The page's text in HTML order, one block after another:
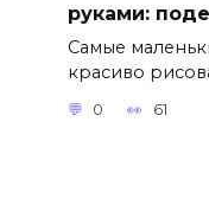
руками:
Самые
красиво
0 61